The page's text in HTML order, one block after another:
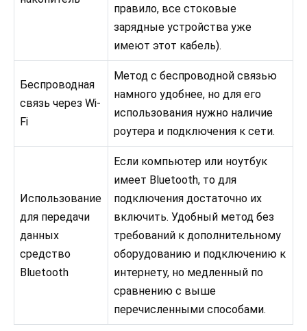
правило, все стоковые
зарядные устройства уже
имеют этот кабель).
Беспроводная
связь через Wi-
Fi
Метод с беспроводной связью
намного удобнее, но для его
использования нужно наличие
роутера и подключения к сети.
Использование
для передачи
данных
средство
Bluetooth
Если компьютер или ноутбук
имеет Bluetooth, то для
подключения достаточно их
включить. Удобный метод без
требований к дополнительному
оборудованию и подключению к
интернету, но медленный по
сравнению с выше
перечисленными способами.